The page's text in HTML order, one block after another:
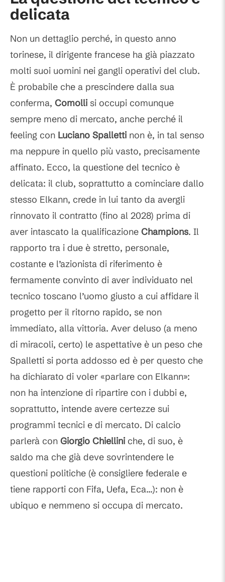
delicata
Non un dettaglio perché, in questo anno
torinese, il dirigente francese ha già piazzato
molti suoi uomini nei gangli operativi del club.
È probabile che a prescindere dalla sua
conferma, Comolli si occupi comunque
sempre meno di mercato, anche perché il
feeling con Luciano Spalletti non è, in tal senso
ma neppure in quello più vasto, precisamente
affinato. Ecco, la questione del tecnico è
delicata: il club, soprattutto a cominciare dallo
stesso Elkann, crede in lui tanto da avergli
rinnovato il contratto (fino al 2028) prima di
aver intascato la qualificazione Champions. Il
rapporto tra i due è stretto, personale,
costante e l’azionista di riferimento è
fermamente convinto di aver individuato nel
tecnico toscano l’uomo giusto a cui affidare il
progetto per il ritorno rapido, se non
immediato, alla vittoria. Aver deluso (a meno
di miracoli, certo) le aspettative è un peso che
Spalletti si porta addosso ed è per questo che
ha dichiarato di voler «parlare con Elkann»:
non ha intenzione di ripartire con i dubbi e,
soprattutto, intende avere certezze sui
programmi tecnici e di mercato. Di calcio
parlerà con Giorgio Chiellini che, di suo, è
saldo ma che già deve sovrintendere le
questioni politiche (è consigliere federale e
tiene rapporti con Fifa, Uefa, Eca...): non è
ubiquo e nemmeno si occupa di mercato.